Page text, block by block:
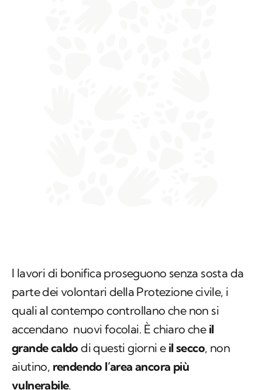
I lavori di bonifica proseguono senza sosta da
parte dei volontari della Protezione civile, i
quali al contempo controllano che non si
accendano nuovi focolai. È chiaro che il
grande caldo di questi giorni e il secco, non
aiutino, rendendo l’area ancora più
vulnerabile.